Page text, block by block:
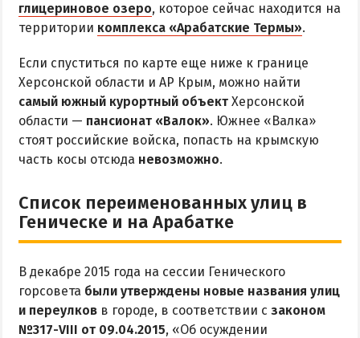
Генический маяк
ПИТАНИЕ
РАЗВЛЕЧЕНИЯ
Аквапарк
Дельфинарий
Виндсерфинг
ЭКСКУРСИИ И МАРШРУТЫ
Аскания-Нова
глицериновое озеро, которое сейчас находится на
территории комплекса «Арабатские Термы».
Если спуститься по карте еще ниже к границе
Херсонской области и АР Крым, можно найти
самый южный курортный объект Херсонской
области — пансионат «Валок». Южнее «Валка»
стоят российские войска, попасть на крымскую
часть косы отсюда невозможно.
Список переименованных улиц в
Геническе и на Арабатке
В декабре 2015 года на сессии Генического
горсовета были утверждены новые названия улиц
и переулков в городе, в соответствии с законом
№317-VIII от 09.04.2015, «Об осуждении